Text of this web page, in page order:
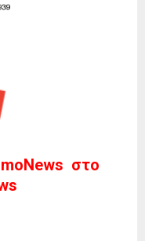
στο